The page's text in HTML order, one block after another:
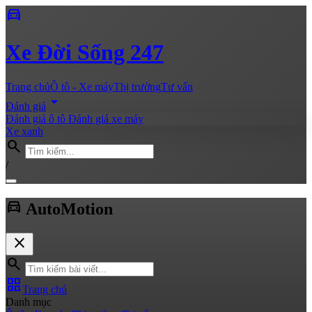
directions_car
Xe Đời Sống 247
Trang chủÔ tô - Xe máyThị trườngTư vấn
Đánh giá arrow_drop_down
Đánh giá ô tô Đánh giá xe máy
Xe xanh
search
/
directions_car AutoMotion
close
search
grid_viewTrang chủ
Danh mục